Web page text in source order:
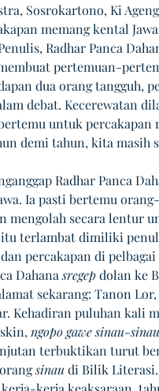
Sosrokartono, Ki
memang kental
Radhar Panca
pertemuan-
dua orang tangguh,
debat. Kecerewatan
untuk percakapan
demi tahun, kita masih
Radhar Panca
Ia pasti bertemu
mengolah secara lentur
terlambat dimiliki
percakapan di
Dahana sregep dolan ke
sekarang: Tanon Lor,
Kehadiran puluhan kali
ngopo gawe sinau-sinau
terbuktikan turut
sinau di Bilik